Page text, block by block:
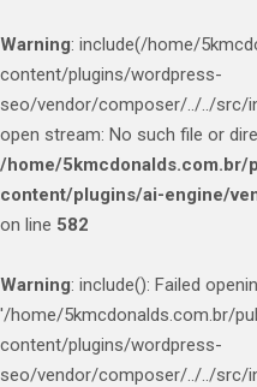
Warning: include(/home/
content/plugins/wordpress-
seo/vendor/composer/../../src/
open stream: No such file or
/home/5kmcdonalds.com.br/
content/plugins/ai-engine/
on line 582
Warning: include(): Failed
'/home/5kmcdonalds.com.br/
content/plugins/wordpress-
seo/vendor/composer/../../src/